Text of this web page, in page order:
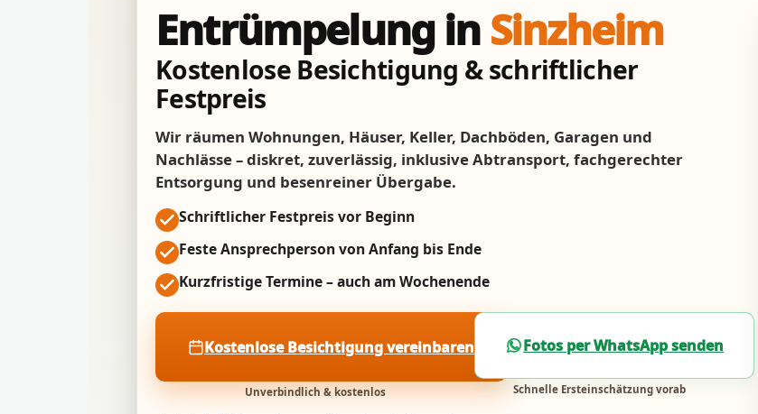
Entrümpelung inSinzheim
Kostenlose Besichtigung & schriftlicher
Festpreis
Wir räumen Wohnungen, Häuser, Keller, Dachböden, Garagen und
Nachlässe – diskret, zuverlässig, inklusive Abtransport, fachgerechter
Entsorgung und besenreiner Übergabe.
Schriftlicher Festpreis vor Beginn
Feste Ansprechperson von Anfang bis Ende
Kurzfristige Termine – auch am Wochenende
Kostenlose Besichtigung vereinbaren
Unverbindlich & kostenlos
Fotos per WhatsApp senden
Schnelle Ersteinschätzung vorab